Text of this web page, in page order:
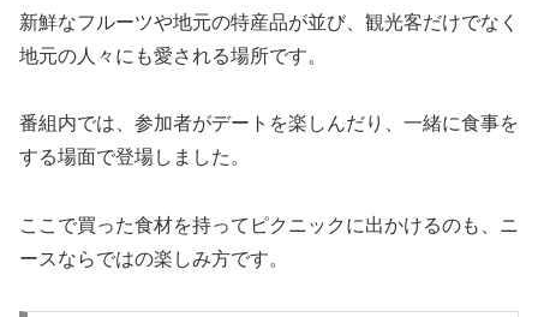
新鮮なフルーツや地元の特産品が並び、観光客だけでなく
地元の人々にも愛される場所です。
番組内では、参加者がデートを楽しんだり、一緒に食事を
する場面で登場しました。
ここで買った食材を持ってピクニックに出かけるのも、ニ
ースならではの楽しみ方です。